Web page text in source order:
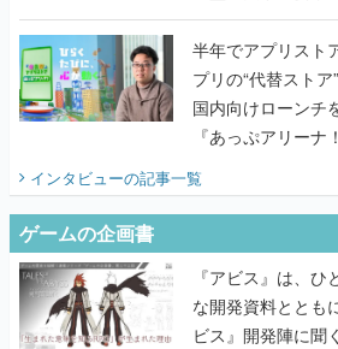
うこだわりをプロ
半年でアプリストアを
プリの“代替スト
国内向けローンチ
『あっぷアリー
インタビューの記事一覧
ゲームの企画書
『アビス』は、
な開発資料ととも
ビス』開発陣に聞